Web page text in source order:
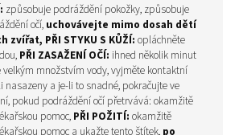
způsobuje podráždění pokožky, způsobuje
očí, uchovávejte mimo dosah dětí
zvířat, PŘI STYKU S KŮŽÍ: opláchněte
PŘI ZASAŽENÍ OČÍ: ihned několik minut
množstvím vody, vyjměte kontaktní
nasazeny a je-li to snadné, pokračujte ve
pokud podráždění očí přetrvává: okamžitě
pomoc, PŘI POŽITÍ: okamžitě
pomoc a ukažte tento štítek, po